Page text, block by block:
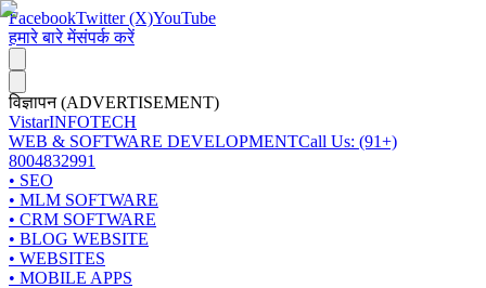
FacebookTwitter (X)YouTube
हमारे बारे मेंसंपर्क करें
विज्ञापन (ADVERTISEMENT)
VistarINFOTECH
WEB & SOFTWARE DEVELOPMENTCall Us: (91+)
8004832991
• SEO
• MLM SOFTWARE
• CRM SOFTWARE
• BLOG WEBSITE
• WEBSITES
• MOBILE APPS